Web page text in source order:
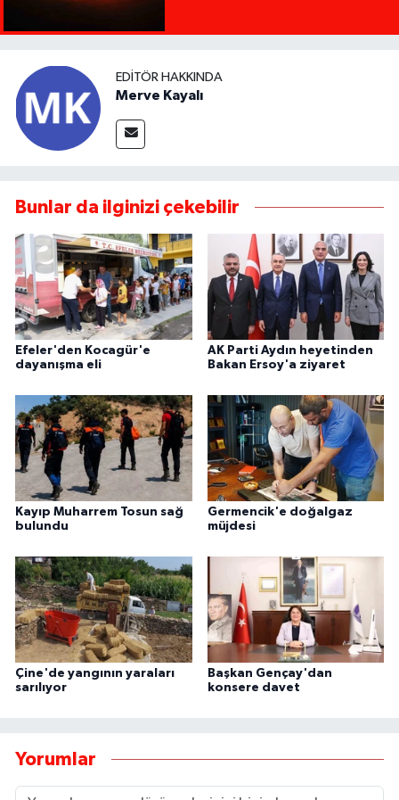
EDITÖR HAKKINDA
Merve Kayalı
Bunlar da ilginizi çekebilir
Efeler'den Kocagür'e
dayanışma eli
AK Parti Aydın heyetinden
Bakan Ersoy'a ziyaret
Kayıp Muharrem Tosun sağ
bulundu
Germencik'e doğalgaz
müjdesi
Çine'de yangının yaraları
sarılıyor
Başkan Gençay'dan
konsere davet
Yorumlar